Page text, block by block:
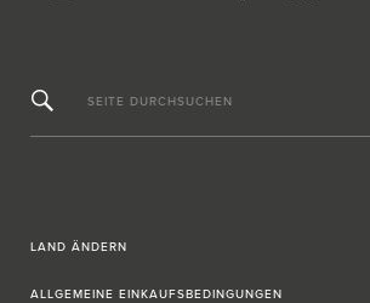
SEITE DURCHSUCHEN
LAND ÄNDERN
ALLGEMEINE EINKAUFSBEDINGUNGEN